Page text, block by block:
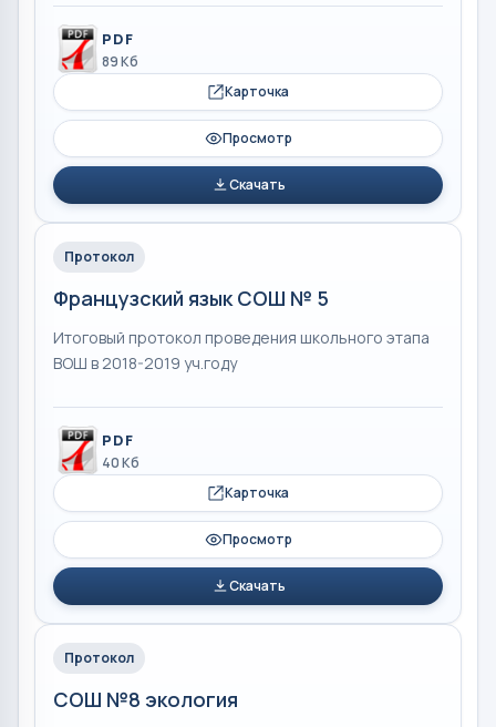
PDF
89 Кб
Карточка
Просмотр
Скачать
Протокол
Французский язык СОШ № 5
Итоговый протокол проведения школьного этапа
ВОШ в 2018-2019 уч.году
PDF
40 Кб
Карточка
Просмотр
Скачать
Протокол
СОШ №8 экология